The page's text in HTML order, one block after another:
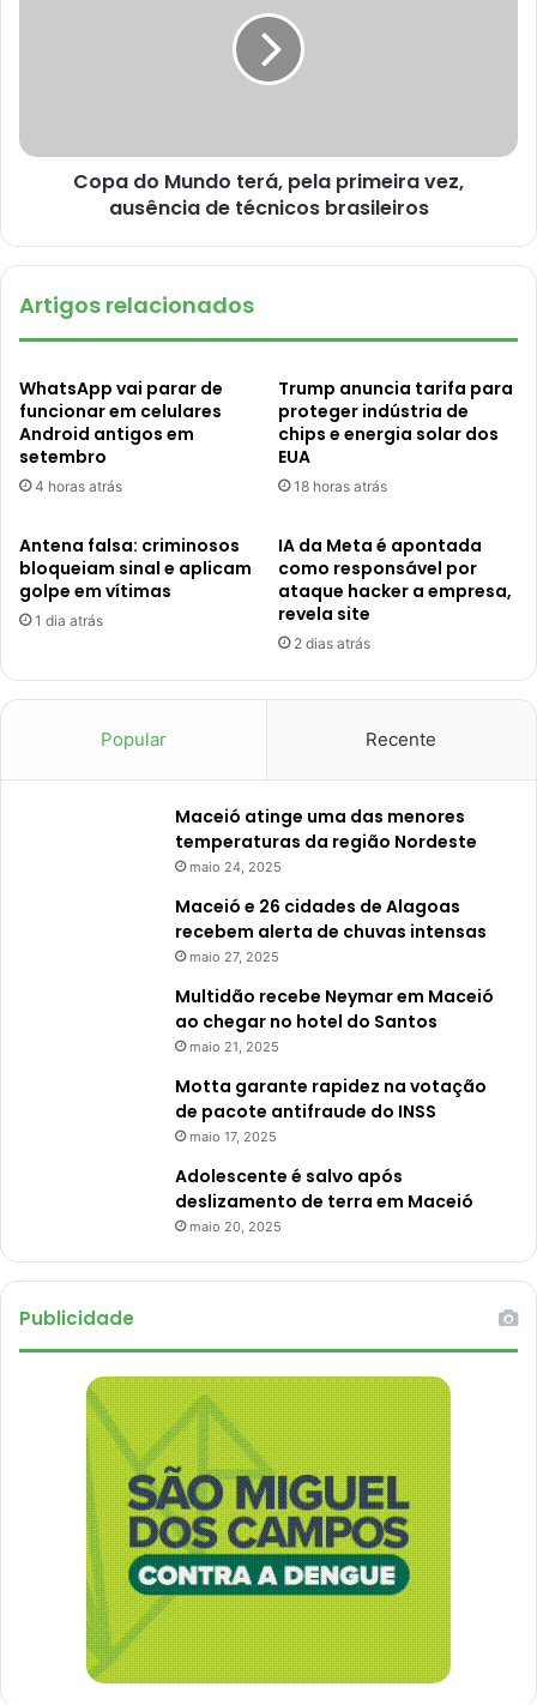
Copa do Mundo terá, pela primeira vez,
ausência de técnicos brasileiros
Artigos relacionados
WhatsApp vai parar de
funcionar em celulares
Android antigos em
setembro
4 horas atrás
Trump anuncia tarifa para
proteger indústria de
chips e energia solar dos
EUA
18 horas atrás
Antena falsa: criminosos
bloqueiam sinal e aplicam
golpe em vítimas
1 dia atrás
IA da Meta é apontada
como responsável por
ataque hacker a empresa,
revela site
2 dias atrás
Popular Recente
Maceió atinge uma das menores
temperaturas da região Nordeste
maio 24, 2025
Maceió e 26 cidades de Alagoas
recebem alerta de chuvas intensas
maio 27, 2025
Multidão recebe Neymar em Maceió
ao chegar no hotel do Santos
maio 21, 2025
Motta garante rapidez na votação
de pacote antifraude do INSS
maio 17, 2025
Adolescente é salvo após
deslizamento de terra em Maceió
maio 20, 2025
Publicidade